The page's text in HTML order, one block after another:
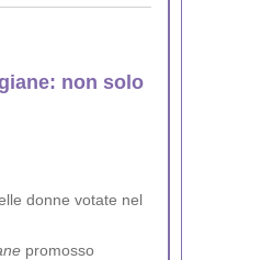
non solo
donne votate nel
promosso